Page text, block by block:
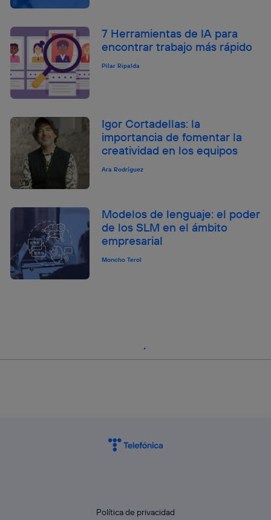
7 Herramientas de IA para
encontrar trabajo más rápido
Pilar Ripalda
Igor Cortadellas: la
importancia de fomentar la
creatividad en los equipos
Ara Rodríguez
Modelos de lenguaje: el poder
de los SLM en el ámbito
empresarial
Moncho Terol
Política de privacidad